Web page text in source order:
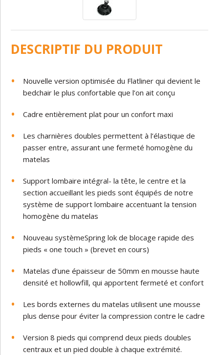
DESCRIPTIF DU PRODUIT
Nouvelle version optimisée du Flatliner qui devient le
bedchair le plus confortable que l’on ait conçu
Cadre entièrement plat pour un confort maxi
Les charnières doubles permettent à l’élastique de
passer entre, assurant une fermeté homogène du
matelas
Support lombaire intégral- la tête, le centre et la
section accueillant les pieds sont équipés de notre
système de support lombaire accentuant la tension
homogène du matelas
Nouveau systèmeSpring lok de blocage rapide des
pieds « one touch » (brevet en cours)
Matelas d’une épaisseur de 50mm en mousse haute
densité et hollowfill, qui apportent fermeté et confort
Les bords externes du matelas utilisent une mousse
plus dense pour éviter la compression contre le cadre
Version 8 pieds qui comprend deux pieds doubles
centraux et un pied double à chaque extrémité.